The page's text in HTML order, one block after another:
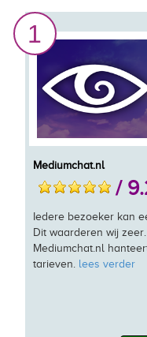
1
Mediumchat.nl
/
Iedere bezoeker kan
Dit waarderen wij
Mediumchat.nl
tarieven. lees verder